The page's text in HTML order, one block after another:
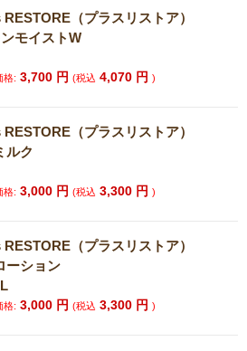
（プラスリストア）
モイストW
格: 3,700 円(税込 4,070 円)
（プラスリストア）
ルク
格: 3,000 円(税込 3,300 円)
（プラスリストア）
ーション
格: 3,000 円(税込 3,300 円)